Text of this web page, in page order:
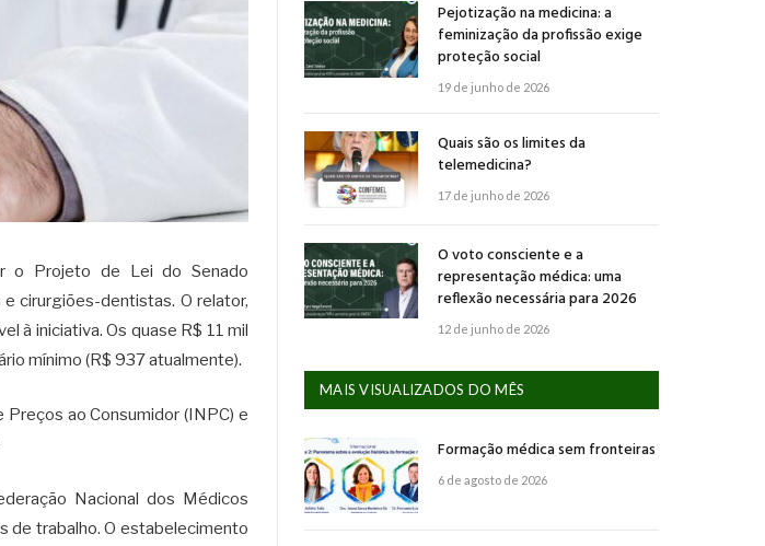
o Projeto de Lei do Senado
cirurgiões-dentistas. O relator,
à iniciativa. Os quase R$ 11 mil
mínimo (R$ 937 atualmente).
ao Consumidor (INPC) e
Nacional dos Médicos
de trabalho. O estabelecimento
Pejotização na medicina: a
feminização da profissão exige
proteção social
19 de junho de 2026
Quais são os limites da
telemedicina?
17 de junho de 2026
O voto consciente e a
representação médica: uma
reflexão necessária para 2026
12 de junho de 2026
MAIS VISUALIZADOS DO MÊS
Formação médica sem fronteiras
6 de agosto de 2026